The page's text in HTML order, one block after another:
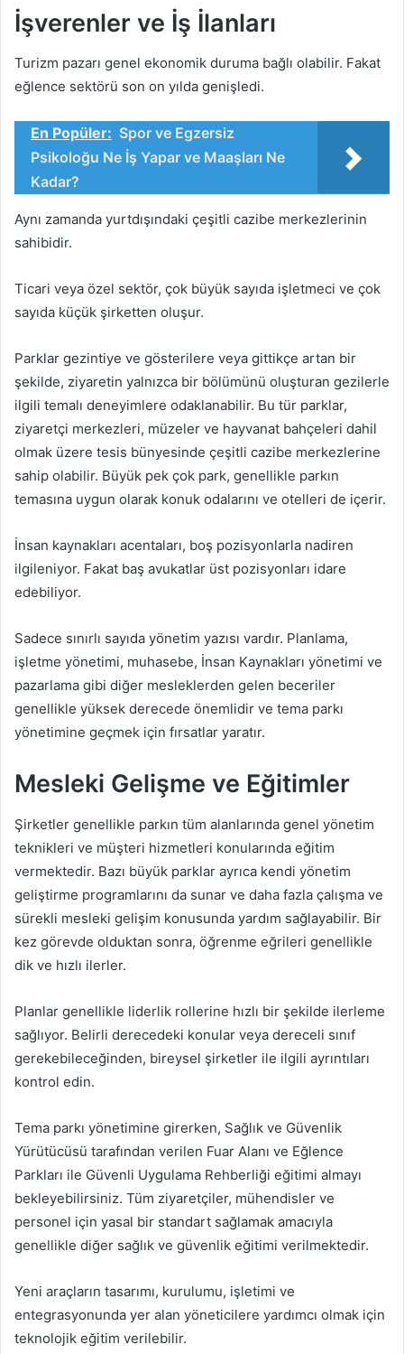
İşverenler ve İş İlanları
Turizm pazarı genel ekonomik duruma bağlı olabilir. Fakat
eğlence sektörü son on yılda genişledi.
En Popüler: Spor ve Egzersiz
Psikoloğu Ne İş Yapar ve Maaşları Ne
Kadar?
Aynı zamanda yurtdışındaki çeşitli cazibe merkezlerinin
sahibidir.
Ticari veya özel sektör, çok büyük sayıda işletmeci ve çok
sayıda küçük şirketten oluşur.
Parklar gezintiye ve gösterilere veya gittikçe artan bir
şekilde, ziyaretin yalnızca bir bölümünü oluşturan gezilerle
ilgili temalı deneyimlere odaklanabilir. Bu tür parklar,
ziyaretçi merkezleri, müzeler ve hayvanat bahçeleri dahil
olmak üzere tesis bünyesinde çeşitli cazibe merkezlerine
sahip olabilir. Büyük pek çok park, genellikle parkın
temasına uygun olarak konuk odalarını ve otelleri de içerir.
İnsan kaynakları acentaları, boş pozisyonlarla nadiren
ilgileniyor. Fakat baş avukatlar üst pozisyonları idare
edebiliyor.
Sadece sınırlı sayıda yönetim yazısı vardır. Planlama,
işletme yönetimi, muhasebe, İnsan Kaynakları yönetimi ve
pazarlama gibi diğer mesleklerden gelen beceriler
genellikle yüksek derecede önemlidir ve tema parkı
yönetimine geçmek için fırsatlar yaratır.
Mesleki Gelişme ve Eğitimler
Şirketler genellikle parkın tüm alanlarında genel yönetim
teknikleri ve müşteri hizmetleri konularında eğitim
vermektedir. Bazı büyük parklar ayrıca kendi yönetim
geliştirme programlarını da sunar ve daha fazla çalışma ve
sürekli mesleki gelişim konusunda yardım sağlayabilir. Bir
kez görevde olduktan sonra, öğrenme eğrileri genellikle
dik ve hızlı ilerler.
Planlar genellikle liderlik rollerine hızlı bir şekilde ilerleme
sağlıyor. Belirli derecedeki konular veya dereceli sınıf
gerekebileceğinden, bireysel şirketler ile ilgili ayrıntıları
kontrol edin.
Tema parkı yönetimine girerken, Sağlık ve Güvenlik
Yürütücüsü tarafından verilen Fuar Alanı ve Eğlence
Parkları ile Güvenli Uygulama Rehberliği eğitimi almayı
bekleyebilirsiniz. Tüm ziyaretçiler, mühendisler ve
personel için yasal bir standart sağlamak amacıyla
genellikle diğer sağlık ve güvenlik eğitimi verilmektedir.
Yeni araçların tasarımı, kurulumu, işletimi ve
entegrasyonunda yer alan yöneticilere yardımcı olmak için
teknolojik eğitim verilebilir.